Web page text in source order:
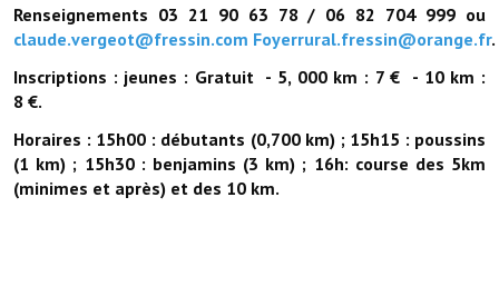
Renseignements 03 21 90 63 78 / 06 82 704 999 ou
claude.vergeot@fressin.com Foyerrural.fressin@orange.fr.
Inscriptions : jeunes : Gratuit - 5, 000 km : 7 € - 10 km :
8 €.
Horaires : 15h00 : débutants (0,700 km) ; 15h15 : poussins
(1 km) ; 15h30 : benjamins (3 km) ; 16h: course des 5km
(minimes et après) et des 10 km.